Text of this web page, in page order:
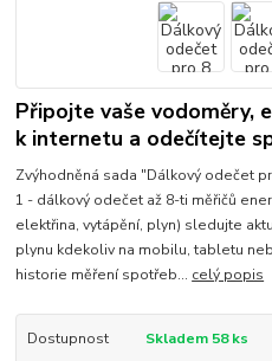
Připojte vaše vodoměry,
k internetu a odečítejte
Zvýhodněná sada "Dálkový odečet
1 - dálkový odečet až 8-ti měřičů
elektřina, vytápění, plyn) sledujte
plynu kdekoliv na mobilu, tabletu
historie měření spotřeb... celý popis
Dostupnost
Skladem 58 ks